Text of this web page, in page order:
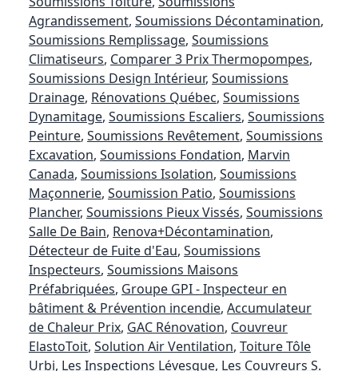
Agrandissement, Soumissions Décontamination,
Soumissions Remplissage, Soumissions
Climatiseurs, Comparer 3 Prix Thermopompes,
Soumissions Design Intérieur, Soumissions
Drainage, Rénovations Québec, Soumissions
Dynamitage, Soumissions Escaliers, Soumissions
Peinture, Soumissions Revêtement, Soumissions
Excavation, Soumissions Fondation, Marvin
Canada, Soumissions Isolation, Soumissions
Maçonnerie, Soumission Patio, Soumissions
Plancher, Soumissions Pieux Vissés, Soumissions
Salle De Bain, Renova+Décontamination,
Détecteur de Fuite d'Eau, Soumissions
Inspecteurs, Soumissions Maisons
Préfabriquées, Groupe GPI - Inspecteur en
bâtiment & Prévention incendie, Accumulateur
de Chaleur Prix, GAC Rénovation, Couvreur
ElastoToit, Solution Air Ventilation, Toiture Tôle
Urbi, Les Inspections Lévesque, Les Couvreurs S.